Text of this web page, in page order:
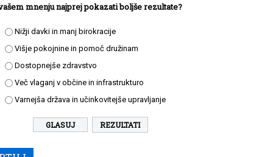
mnenju najprej pokazati boljše rezultate?
Nižji davki in manj birokracije
Višje pokojnine in pomoč družinam
Dostopnejše zdravstvo
Več vlaganj v občine in infrastrukturo
Varnejša država in učinkovitejše upravljanje
REZULTATI